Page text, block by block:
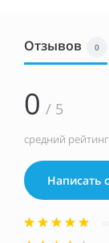
Отзывов 0
0 / 5
средний
Написать